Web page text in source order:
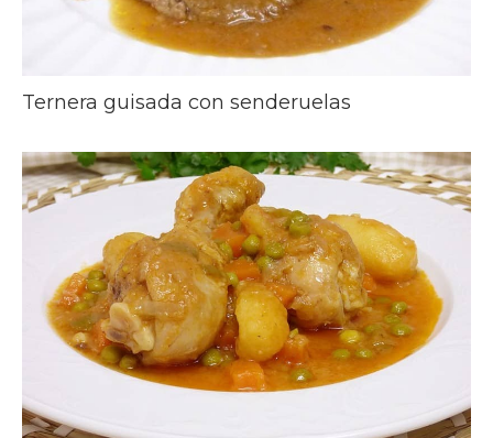
Ternera guisada con senderuelas